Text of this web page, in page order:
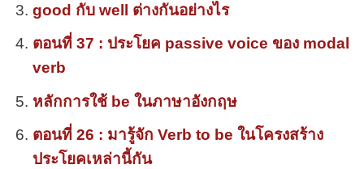
good กับ well ต่างกันอย่างไร
ตอนที่ 37 : ประโยค passive voice ของ modal
verb
หลักการใช้ be ในภาษาอังกฤษ
ตอนที่ 26 : มารู้จัก Verb to be ในโครงสร้าง
ประโยคเหล่านี้กัน